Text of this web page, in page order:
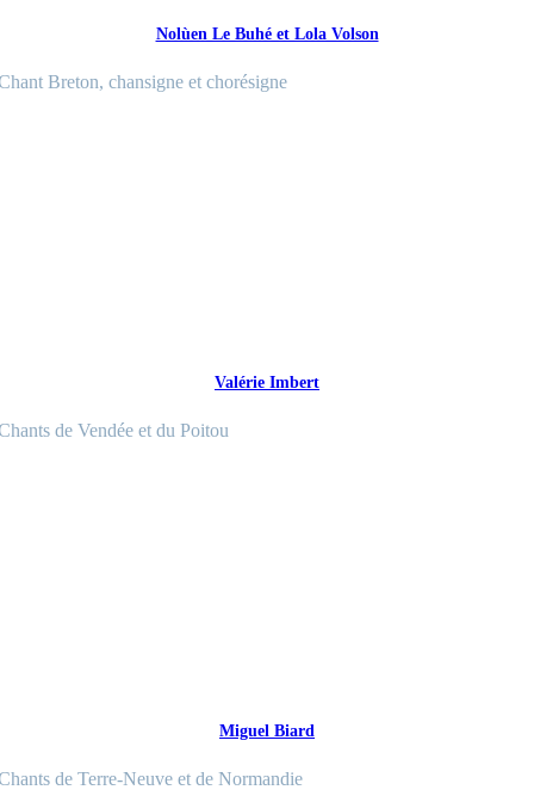
Nolùen Le Buhé et Lola Volson
Breton, chansigne et chorésigne
Valérie Imbert
de Vendée et du Poitou
Miguel Biard
de Terre-Neuve et de Normandie